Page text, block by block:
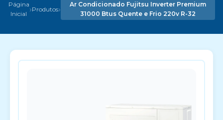
Página
Inicial ›Produtos›
Ar Condicionado Fujitsu Inverter Premium
31000 Btus Quente e Frio 220v R-32